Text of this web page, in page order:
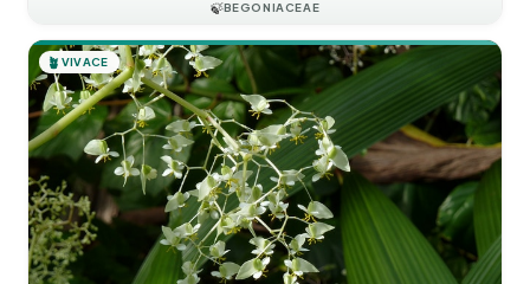
🍃BEGONIACEAE
🪴 VIVACE